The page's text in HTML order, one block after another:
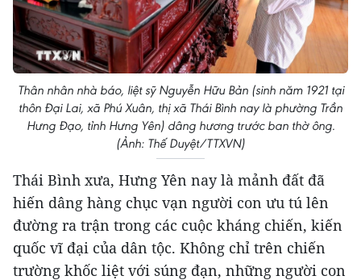
Thân nhân nhà báo, liệt sỹ Nguyễn Hữu Bản (sinh năm 1921 tại
thôn Đại Lai, xã Phú Xuân, thị xã Thái Bình nay là phường Trần
Hưng Đạo, tỉnh Hưng Yên) dâng hương trước ban thờ ông.
(Ảnh: Thế Duyệt/TTXVN)
Thái Bình xưa, Hưng Yên nay là mảnh đất đã
hiến dâng hàng chục vạn người con ưu tú lên
đường ra trận trong các cuộc kháng chiến, kiến
quốc vĩ đại của dân tộc. Không chỉ trên chiến
trường khốc liệt với súng đạn, những người con